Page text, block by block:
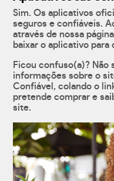
Sim. Os aplicativos
seguros e confiáveis.
através de nossa
baixar o aplicativo para
Ficou confuso(a)? Não
informações sobre o
Confiável, colando o
pretende comprar e
site.